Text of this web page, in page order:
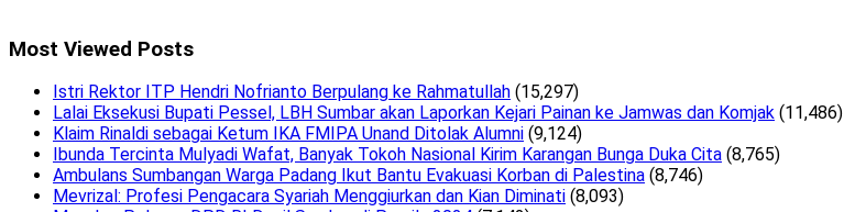
Most Viewed Posts
Istri Rektor ITP Hendri Nofrianto Berpulang ke Rahmatullah (15,297)
Lalai Eksekusi Bupati Pessel, LBH Sumbar akan Laporkan Kejari Painan ke Jamwas dan Komjak (11,486)
Klaim Rinaldi sebagai Ketum IKA FMIPA Unand Ditolak Alumni (9,124)
Ibunda Tercinta Mulyadi Wafat, Banyak Tokoh Nasional Kirim Karangan Bunga Duka Cita (8,765)
Ambulans Sumbangan Warga Padang Ikut Bantu Evakuasi Korban di Palestina (8,746)
Mevrizal: Profesi Pengacara Syariah Menggiurkan dan Kian Diminati (8,093)